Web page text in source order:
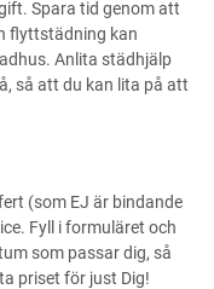
Spara tid genom att
flyttstädning kan
Anlita städhjälp
så att du kan lita på att
(som EJ är bindande
Fyll i formuläret och
som passar dig, så
priset för just Dig!